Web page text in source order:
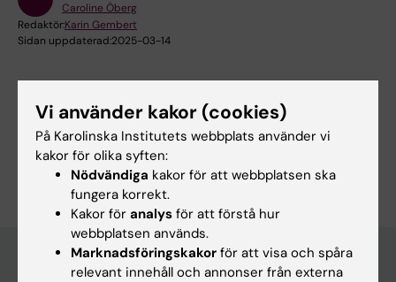
Caroline Öberg
Redaktör:Karin Gembert
Sidan uppdaterad:2025-03-14
DelaVi använder kakor (cookies)
På Karolinska Institutets webbplats använder vi
kakor för olika syften:
Nödvändiga kakor för att webbplatsen ska
fungera korrekt.
Kakor för analys för att förstå hur
webbplatsen används.
Marknadsföringskakor för att visa och spåra
relevant innehåll och annonser från externa